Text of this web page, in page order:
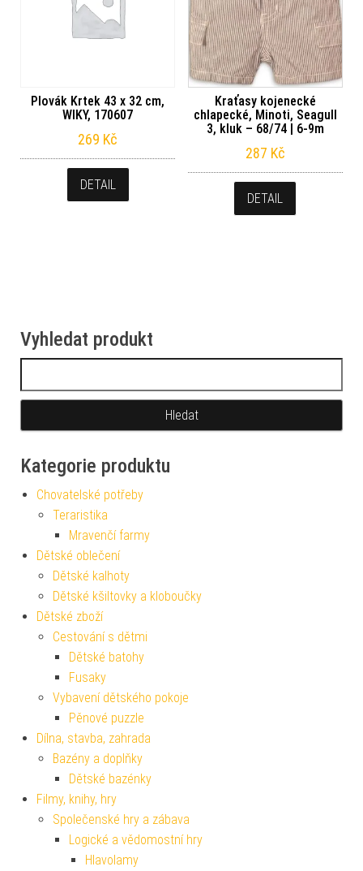
Plovák Krtek 43 x 32 cm,
WIKY, 170607
269 Kč
DETAIL
Kraťasy kojenecké
chlapecké, Minoti, Seagull
3, kluk – 68/74 | 6-9m
287 Kč
DETAIL
Vyhledat produkt
Kategorie produktu
Chovatelské potřeby
Teraristika
Mravenčí farmy
Dětské oblečení
Dětské kalhoty
Dětské kšiltovky a kloboučky
Dětské zboží
Cestování s dětmi
Dětské batohy
Fusaky
Vybavení dětského pokoje
Pěnové puzzle
Dílna, stavba, zahrada
Bazény a doplňky
Dětské bazénky
Filmy, knihy, hry
Společenské hry a zábava
Logické a vědomostní hry
Hlavolamy